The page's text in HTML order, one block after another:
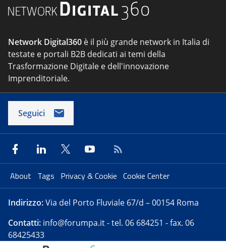
Network Digital360 è il più grande network in Italia di
testate e portali B2B dedicati ai temi della
Trasformazione Digitale e dell'innovazione
Imprenditoriale.
Seguici
About Tags Privacy & Cookie Cookie Center
Indirizzo:Via del Porto Fluviale 67/d – 00154 Roma
Contatti: info@forumpa.it- tel. 06 684251 - fax. 06
68425433